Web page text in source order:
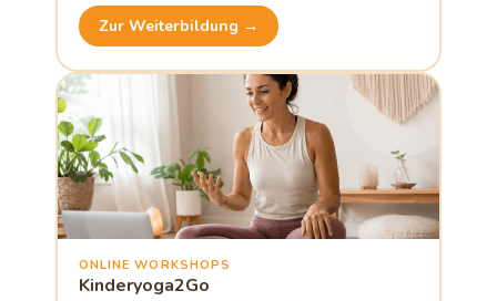
Zur Weiterbildung →
ONLINE WORKSHOPS
Kinderyoga2Go